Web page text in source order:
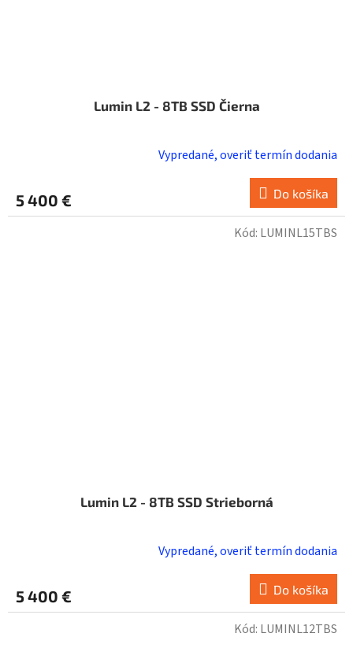
Lumin L2 - 8TB SSD Čierna
Vypredané, overiť termín dodania
5 400 € Do košíka
Lumin L2 - 8TB SSD Strieborná
Vypredané, overiť termín dodania
5 400 € Do košíka
Kód: LUMINL15TBS
Kód: LUMINL12TBS